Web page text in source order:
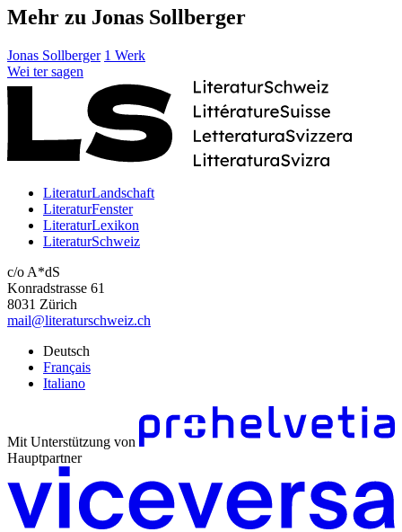
Mehr zu Jonas Sollberger
Jonas Sollberger 1 Werk
Wei ter sagen
LiteraturLandschaft
LiteraturFenster
LiteraturLexikon
LiteraturSchweiz
c/o A*dS
Konradstrasse 61
8031 Zürich
mail@literaturschweiz.ch
Deutsch
Français
Italiano
Mit Unterstützung von
Hauptpartner